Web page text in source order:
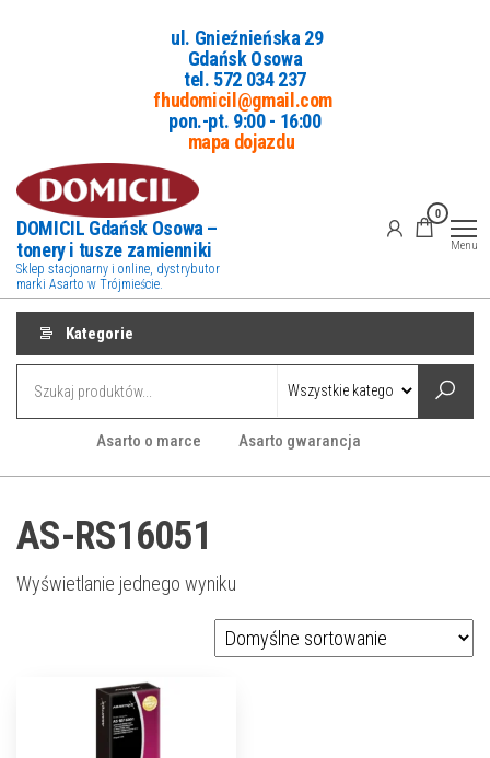
ul. Gnieźnieńska 29
Gdańsk Osowa
tel. 572 034 237
fhudomicil@gmail.com
pon.-pt. 9:00 - 16:00
mapa dojazdu
DOMICIL Gdańsk Osowa –
tonery i tusze zamienniki
Sklep stacjonarny i online, dystrybutor
marki Asarto w Trójmieście.
0
Menu
Kategorie
Asarto o marce Asarto gwarancja
AS-RS16051
Wyświetlanie jednego wyniku